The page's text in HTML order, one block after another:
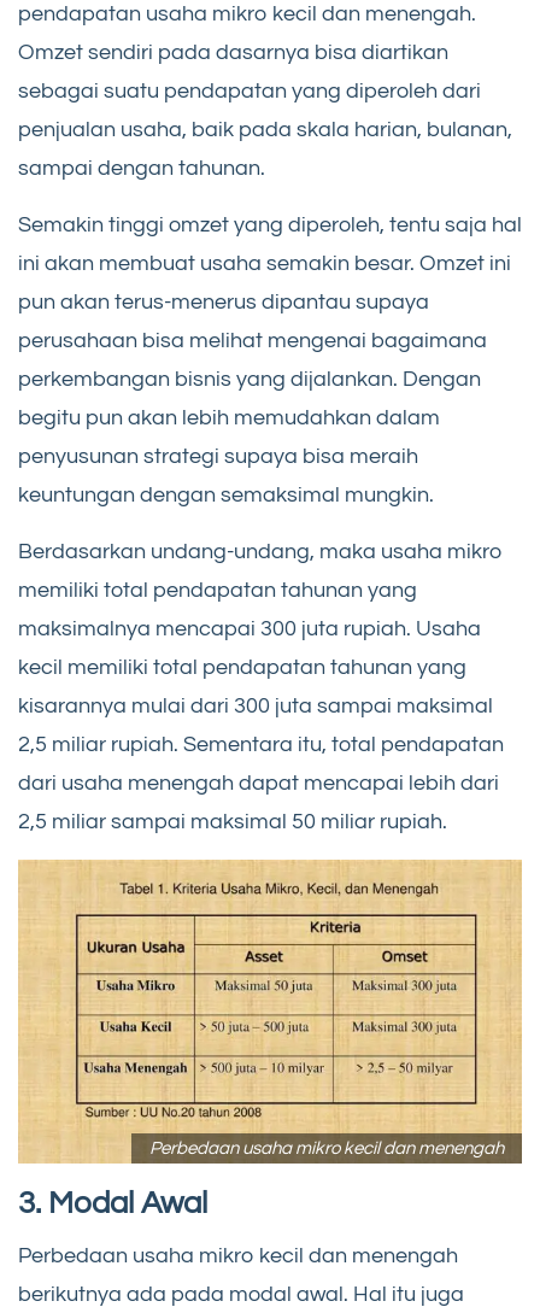
pendapatan usaha mikro kecil dan menengah.
Omzet sendiri pada dasarnya bisa diartikan
sebagai suatu pendapatan yang diperoleh dari
penjualan usaha, baik pada skala harian, bulanan,
sampai dengan tahunan.
Semakin tinggi omzet yang diperoleh, tentu saja hal
ini akan membuat usaha semakin besar. Omzet ini
pun akan terus-menerus dipantau supaya
perusahaan bisa melihat mengenai bagaimana
perkembangan bisnis yang dijalankan. Dengan
begitu pun akan lebih memudahkan dalam
penyusunan strategi supaya bisa meraih
keuntungan dengan semaksimal mungkin.
Berdasarkan undang-undang, maka usaha mikro
memiliki total pendapatan tahunan yang
maksimalnya mencapai 300 juta rupiah. Usaha
kecil memiliki total pendapatan tahunan yang
kisarannya mulai dari 300 juta sampai maksimal
2,5 miliar rupiah. Sementara itu, total pendapatan
dari usaha menengah dapat mencapai lebih dari
2,5 miliar sampai maksimal 50 miliar rupiah.
Perbedaan usaha mikro kecil dan menengah
3. Modal Awal
Perbedaan usaha mikro kecil dan menengah
berikutnya ada pada modal awal. Hal itu juga